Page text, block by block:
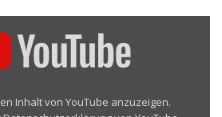
Inhalt von YouTube anzuzeigen.